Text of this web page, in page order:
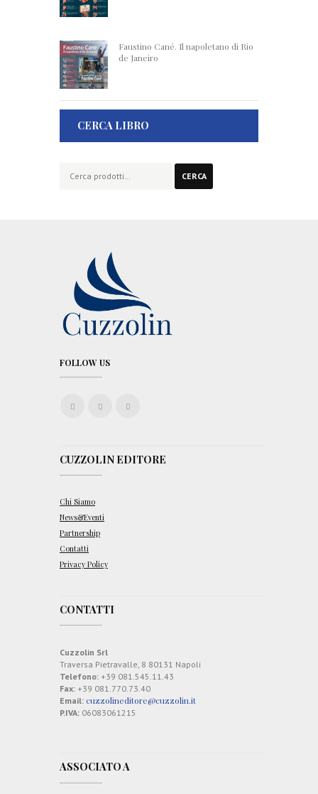
Faustino Cané. Il napoletano di Rio
de Janeiro
CERCA LIBRO
CERCA
FOLLOW US
CUZZOLIN EDITORE
Chi Siamo
News&Eventi
Partnership
Contatti
Privacy Policy
CONTATTI
Cuzzolin Srl
Traversa Pietravalle, 8 80131 Napoli
Telefono: +39 081.545.11.43
Fax: +39 081.770.73.40
Email: cuzzolineditore@cuzzolin.it
P.IVA: 06083061215
ASSOCIATO A